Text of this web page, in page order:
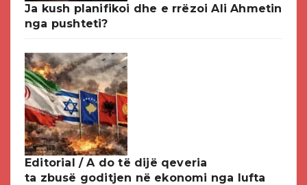
Ja kush planifikoi dhe e rrëzoi Ali Ahmetin
nga pushteti?
Editorial / A do të dijë qeveria
ta zbusë goditjen në ekonomi nga lufta